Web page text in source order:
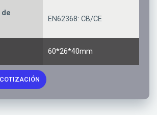
EN62368: CB/CE
60*26*40mm